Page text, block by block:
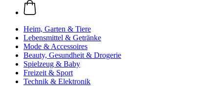
Heim, Garten & Tiere
Lebensmittel & Getränke
Mode & Accessoires
Beauty, Gesundheit & Drogerie
Spielzeug & Baby
Freizeit & Sport
Technik & Elektronik